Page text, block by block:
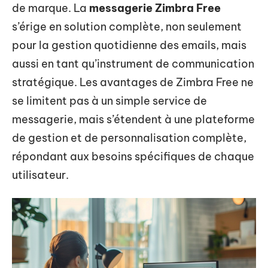
de marque. La messagerie Zimbra Free
s’érige en solution complète, non seulement
pour la gestion quotidienne des emails, mais
aussi en tant qu’instrument de communication
stratégique. Les avantages de Zimbra Free ne
se limitent pas à un simple service de
messagerie, mais s’étendent à une plateforme
de gestion et de personnalisation complète,
répondant aux besoins spécifiques de chaque
utilisateur.